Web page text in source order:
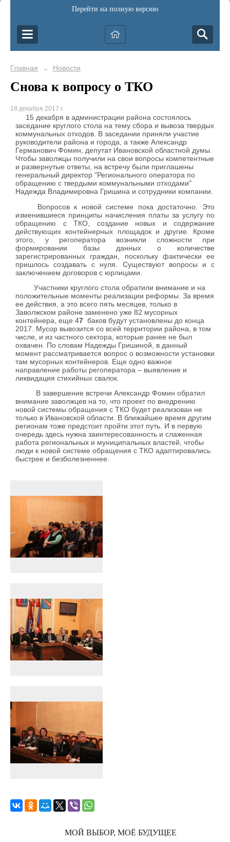
Перейти на полную версию
Главная → Новости
Снова к вопросу о ТКО
18 декабря 2017 г.
15 декабря в администрации района состоялось
заседание круглого стола на тему сбора и вывоза твердых
коммунальных отходов. В заседании приняли участие
руководители района и города, а также Александр
Германович Фомин, депутат Ивановской областной думы.
Чтобы заволжцы получили на свои вопросы компетентные
и развернутые ответы, на встречу были приглашены
генеральный директор "Регионального оператора по
обращению с твердыми коммунальными отходами"
Надежда Владимировна Гришина и сотрудники компании.
Вопросов к новой системе пока достаточно. Это
изменившиеся принципы начисления платы за услугу по
обращению с ТКО, создание новых и содержание
действующих контейнерных площадок и другие. Кроме
этого, у регоператора возникли сложности при
формировании базы данных о количестве
зарегистрированных граждан, поскольку фактически ее
пришлось создавать с нуля. Существуют вопросы и с
заключением договоров с юрлицами.
Участники круглого стола обратили внимание и на
положительные моменты реализации реформы. За время
ее действия, а это всего пять месяцев, только в
Заволжском районе заменено уже 82 мусорных
контейнера, еще 47 баков будут установлены до конца
2017. Мусор вывозится со всей территории района, в том
числе, и из частного сектора, которые ранее не был
охвачен. По словам Надежды Гришиной, в данный
момент рассматривается вопрос о возможности установки
там мусорных контейнеров. Еще одно важное
направление работы регоператора – выявление и
ликвидация стихийных свалок.
В завершение встречи Александр Фомин обратил
внимание заволжцев на то, что проект по внедрению
новой системы обращения с ТКО будет реализован не
только в Ивановской области. В ближайшее время другим
регионам тоже предстоит пройти этот путь. И в первую
очередь здесь нужна заинтересованность и слаженная
работа региональных и муниципальных властей, чтобы
люди к новой системе обращения с ТКО адаптировались
быстрее и безболезненнее.
МОЙ ВЫБОР, МОЁ БУДУЩЕЕ